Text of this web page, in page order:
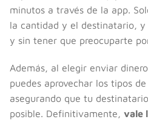
minutos a través de la app.
la cantidad y el destinatario, y
y sin tener que preocuparte
Además, al elegir enviar
puedes aprovechar los tipos
asegurando que tu
posible. Definitivamente, vale